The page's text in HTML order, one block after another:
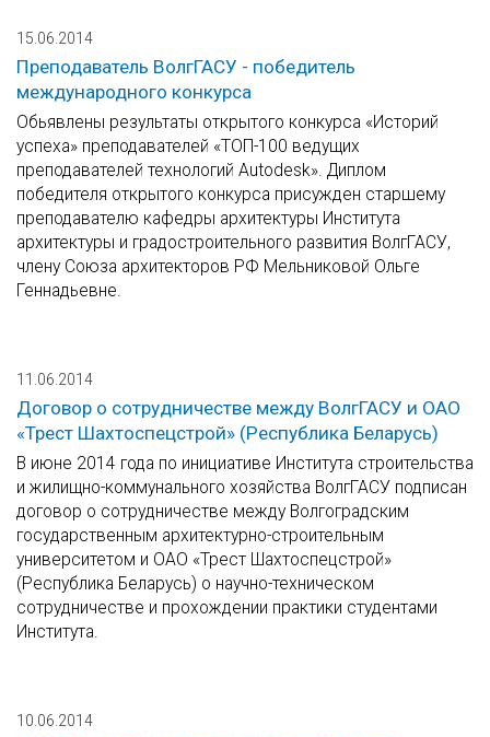
15.06.2014
Преподаватель ВолгГАСУ - победитель
международного конкурса
Обьявлены результаты открытого конкурса «Историй
успеха» преподавателей «ТОП-100 ведущих
преподавателей технологий Autodesk». Диплом
победителя открытого конкурса присужден старшему
преподавателю кафедры архитектуры Института
архитектуры и градостроительного развития ВолгГАСУ,
члену Союза архитекторов РФ Мельниковой Ольге
Геннадьевне.
11.06.2014
Договор о сотрудничестве между ВолгГАСУ и ОАО
«Трест Шахтоспецстрой» (Республика Беларусь)
В июне 2014 года по инициативе Института строительства
и жилищно-коммунального хозяйства ВолгГАСУ подписан
договор о сотрудничестве между Волгоградским
государственным архитектурно-строительным
университетом и ОАО «Трест Шахтоспецстрой»
(Республика Беларусь) о научно-техническом
сотрудничестве и прохождении практики студентами
Института.
10.06.2014